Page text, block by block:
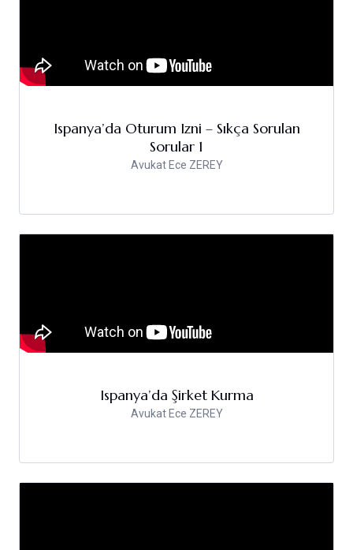
Ispanya’da Oturum Izni – Sıkça Sorulan
Sorular 1
Avukat Ece ZEREY
Ispanya’da Şirket Kurma
Avukat Ece ZEREY